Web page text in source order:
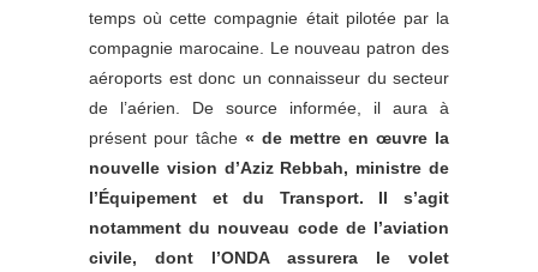
temps où cette compagnie était pilotée par la
compagnie marocaine. Le nouveau patron des
aéroports est donc un connaisseur du secteur
de l’aérien. De source informée, il aura à
présent pour tâche « de mettre en œuvre la
nouvelle vision d’Aziz Rebbah, ministre de
l’Équipement et du Transport. Il s’agit
notamment du nouveau code de l’aviation
civile, dont l’ONDA assurera le volet